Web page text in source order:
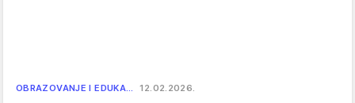
OBRAZOVANJE I EDUKA… 12.02.2026.